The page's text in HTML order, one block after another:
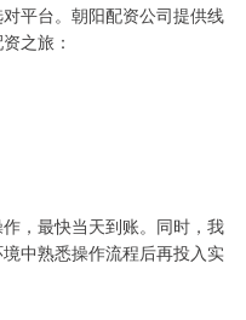
平台。朝阳配资公司提供线
之旅：
，最快当天到账。同时，我
中熟悉操作流程后再投入实